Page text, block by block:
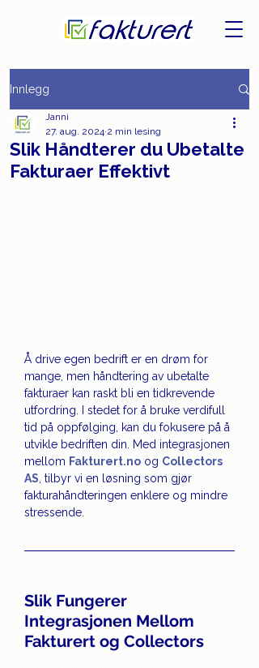
Innlegg
Slik Håndterer du Ubetalte
Fakturaer Effektivt
Janni
27. aug. 2024 2 min lesing
Å drive egen bedrift er en drøm for
mange, men håndtering av ubetalte
fakturaer kan raskt bli en tidkrevende
utfordring. I stedet for å bruke verdifull
tid på oppfølging, kan du fokusere på å
utvikle bedriften din. Med integrasjonen
mellom Fakturert.no og Collectors
AS, tilbyr vi en løsning som gjør
fakturahåndteringen enklere og mindre
stressende.
Slik Fungerer
Integrasjonen Mellom
Fakturert og Collectors